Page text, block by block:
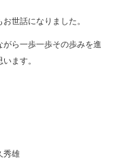
世話になりました。
ら一歩一歩その歩みを進
ます。
秀雄